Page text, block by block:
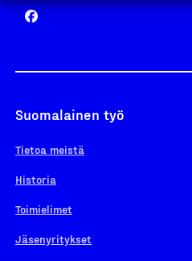
Suomalainen työ
Tietoa meistä
Historia
Toimielimet
Jäsenyritykset